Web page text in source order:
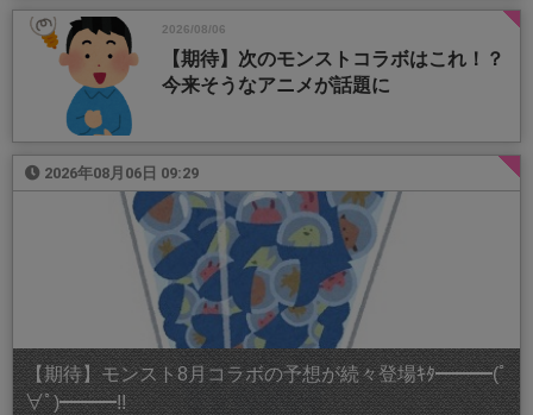
2026/08/06
【期待】次のモンストコラボはこれ！？
今来そうなアニメが話題に
2026年08月06日 09:29
【期待】モンスト8月コラボの予想が続々登場ｷﾀ━━━(ﾟ
∀ﾟ)━━━!!